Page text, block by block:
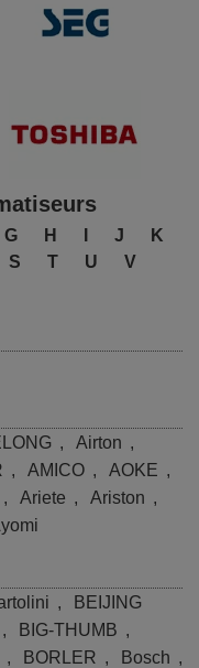
G H J
K
S T U
V
, Airton ,
, AMICO , AOKE ,
, Ariete , Ariston ,
,
BEIJING
, BIG-THUMB ,
, BORLER , Bosch ,